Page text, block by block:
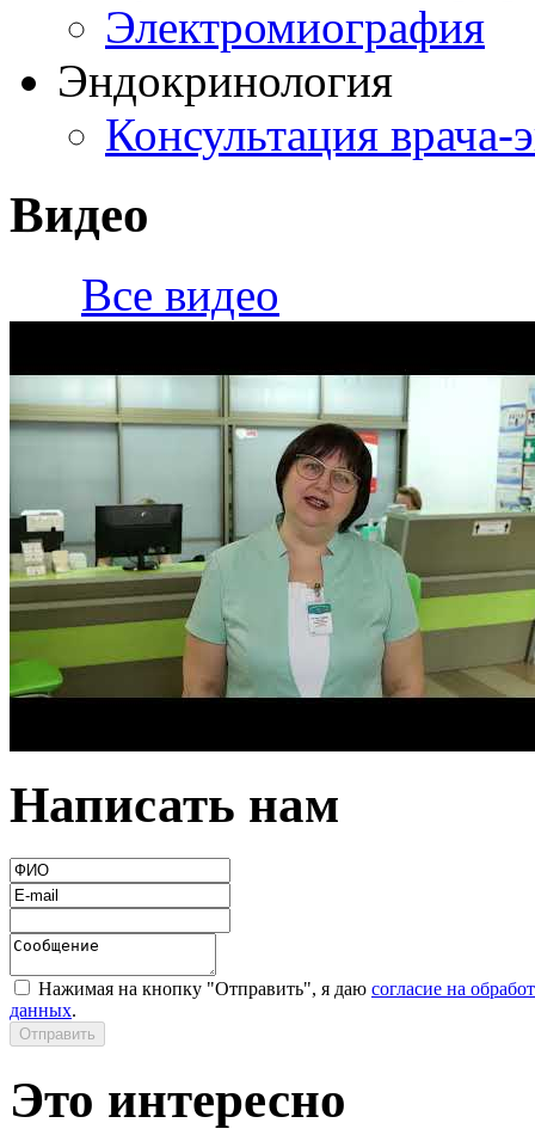
Электромиография
Эндокринология
Консультация врача-
Видео
Все видео
Написать нам
Нажимая на кнопку "Отправить", я даю согласие на
данных.
Это интересно